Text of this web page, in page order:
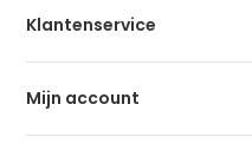
Klantenservice
Mijn account